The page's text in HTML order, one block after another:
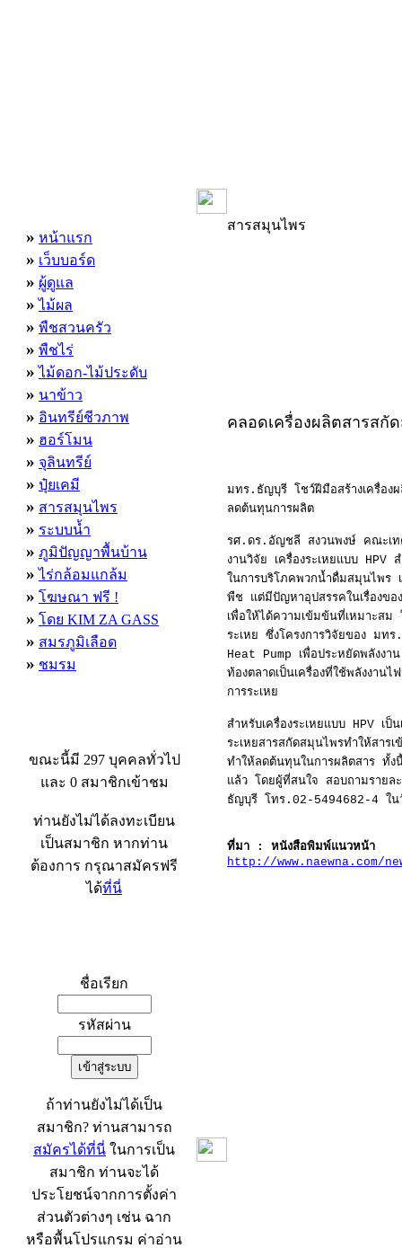
» หน้าแรก
» เว็บบอร์ด
» ผู้ดูแล
» ไม้ผล
» พืชสวนครัว
» พืชไร่
» ไม้ดอก-ไม้ประดับ
» นาข้าว
» อินทรีย์ชีวภาพ
» ฮอร์โมน
» จุลินทรีย์
» ปุ๋ยเคมี
» สารสมุนไพร
» ระบบน้ำ
» ภูมิปัญญาพื้นบ้าน
» ไร่กล้อมแกล้ม
» โฆษณา ฟรี !
» โดย KIM ZA GASS
» สมรภูมิเลือด
» ชมรม
ขณะนี้มี 297 บุคคลทั่วไป
และ 0 สมาชิกเข้าชม
ท่านยังไม่ได้ลงทะเบียน
เป็นสมาชิก หากท่าน
ต้องการ กรุณาสมัครฟรี
ได้ที่นี่
ชื่อเรียก
รหัสผ่าน
ถ้าท่านยังไม่ได้เป็น
สมาชิก? ท่านสามารถ
สมัครได้ที่นี่ ในการเป็น
สมาชิก ท่านจะได้
ประโยชน์จากการตั้งค่า
ส่วนตัวต่างๆ เช่น ฉาก
หรือพื้นโปรแกรม ค่าอ่าน
สารสมุนไพร
คลอดเครื่องผลิตสารส
มทร.ธัญบุรี โชว์ฝีมือสร้างเครื่อง
ลดต้นทุนการผลิต
รศ.ดร.อัญชลี สงวนพงษ์ คณะเท
งานวิจัย เครื่องระเหยแบบ HPV
ในการบริโภคพวกน้ำดื่มสมุนไพร
พืช แต่มีปัญหาอุปสรรคในเรื่องขอ
เพื่อให้ได้ความเข้มข้นที่เหมาะสม
ระเหย ซึ่งโครงการวิจัยของ มท
Heat Pump เพื่อประหยัดพลังงา
ท้องตลาดเป็นเครื่องที่ใช้พลังงา
การระเหย
สำหรับเครื่องระเหยแบบ HPV เ
ระเหยสารสกัดสมุนไพรทำให้สาร
ทำให้ลดต้นทุนในการผลิตสาร ทั้ง
แล้ว โดยผู้ที่สนใจ สอบถามรายล
ธัญบุรี โทร.02-5494682-4 ในวั
ที่มา : หนังสือพิมพ์แนวหน้า
http://www.naewna.com/